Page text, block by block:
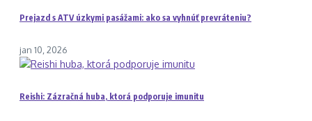
Prejazd s ATV úzkymi pasážami: ako sa vyhnúť prevráteniu?
jan 10, 2026
Reishi: Zázračná huba, ktorá podporuje imunitu